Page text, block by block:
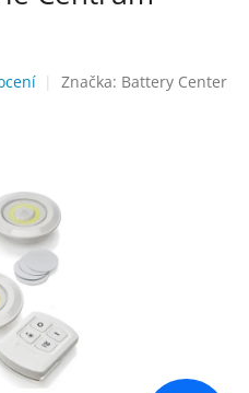
Značka: Battery Center